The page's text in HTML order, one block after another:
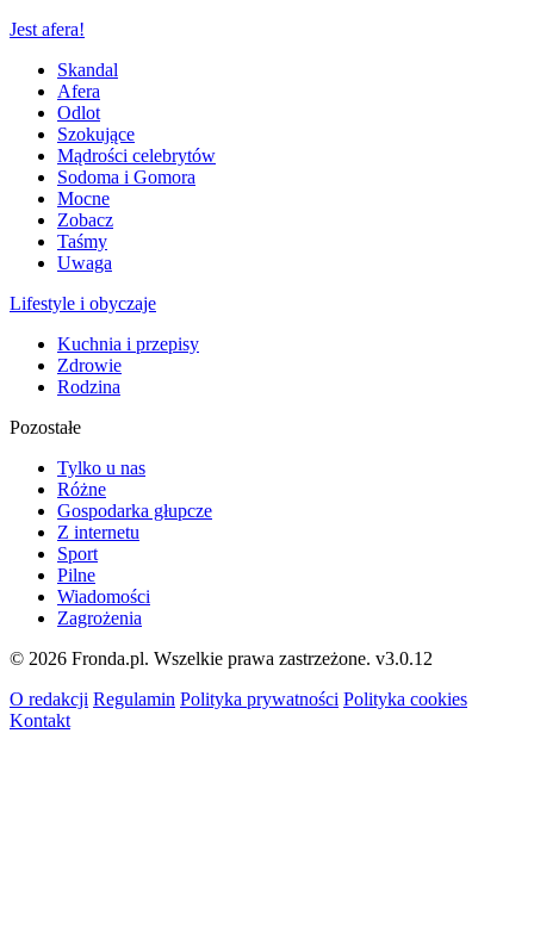
Jest afera!
Skandal
Afera
Odlot
Szokujące
Mądrości celebrytów
Sodoma i Gomora
Mocne
Zobacz
Taśmy
Uwaga
Lifestyle i obyczaje
Kuchnia i przepisy
Zdrowie
Rodzina
Pozostałe
Tylko u nas
Różne
Gospodarka głupcze
Z internetu
Sport
Pilne
Wiadomości
Zagrożenia
© 2026 Fronda.pl. Wszelkie prawa zastrzeżone. v3.0.12
O redakcji Regulamin Polityka prywatności Polityka cookies
Kontakt